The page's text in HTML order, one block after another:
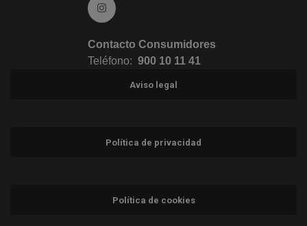
Ir a Instagram (abre en ventana nueva)
Contacto Consumidores
Teléfono: 900 10 11 41
Aviso legal
Política de privacidad
Política de cookies